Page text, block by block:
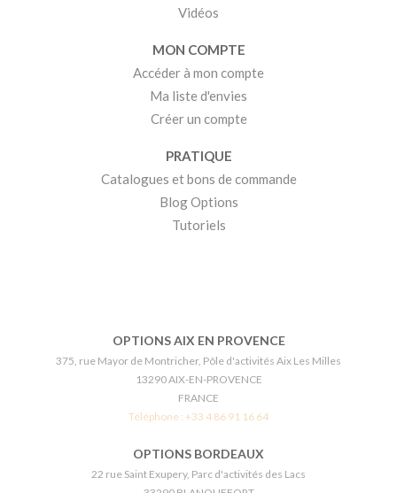
Vidéos
MON COMPTE
Accéder à mon compte
Ma liste d'envies
Créer un compte
PRATIQUE
Catalogues et bons de commande
Blog Options
Tutoriels
OPTIONS AIX EN PROVENCE
375, rue Mayor de Montricher, Pôle d'activités Aix Les Milles
13290 AIX-EN-PROVENCE
FRANCE
Téléphone : +33 4 86 91 16 64
OPTIONS BORDEAUX
22 rue Saint Exupery, Parc d'activités des Lacs